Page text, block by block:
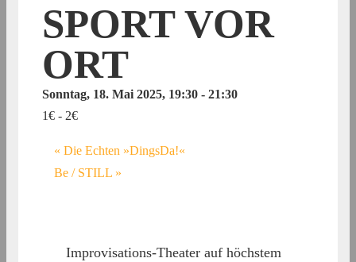
SPORT VOR
ORT
Sonntag, 18. Mai 2025, 19:30 - 21:30
1€ - 2€
« Die Echten »DingsDa!«
Be / STILL »
Improvisations-Theater auf höchstem